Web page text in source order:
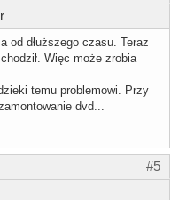
od dłuższego czasu. Teraz
Więc może zrobia
temu problemowi. Przy
dvd...
#5